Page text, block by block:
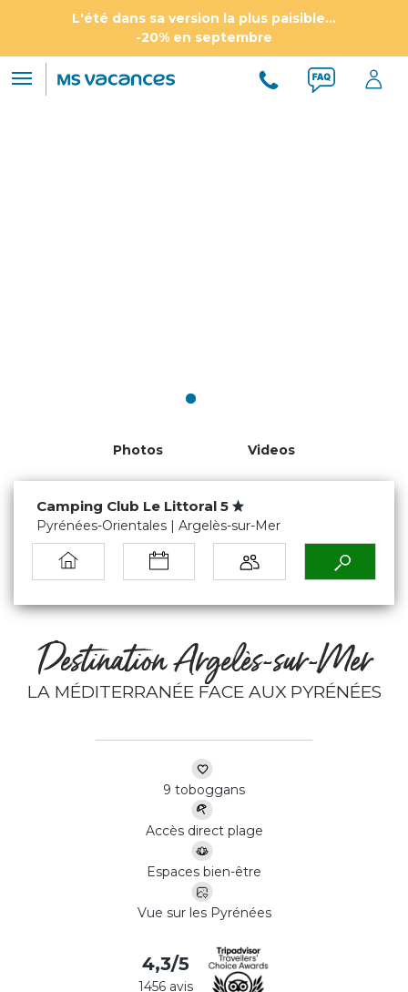
L'été dans sa version la plus paisible...
-20% en septembre
Camping Club Le Littoral 5
Pyrénées-Orientales | Argelès-sur-Mer
Photos Videos
Destination Argelès-sur-Mer
LA MÉDITERRANÉE FACE AUX PYRÉNÉES
9 toboggans
Accès direct plage
Espaces bien-être
Vue sur les Pyrénées
4,3/5
1456 avis